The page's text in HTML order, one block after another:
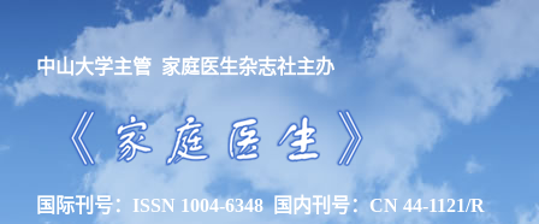
中山大学主管 家庭医生杂志社主办
国际刊号：ISSN 1004-6348 国内刊号：CN 44-1121/R